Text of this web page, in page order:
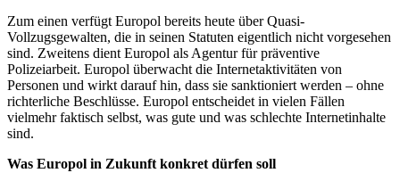
Zum einen verfügt Europol bereits heute über Quasi-
Vollzugsgewalten, die in seinen Statuten eigentlich nicht vorgesehen
sind. Zweitens dient Europol als Agentur für präventive
Polizeiarbeit. Europol überwacht die Internetaktivitäten von
Personen und wirkt darauf hin, dass sie sanktioniert werden – ohne
richterliche Beschlüsse. Europol entscheidet in vielen Fällen
vielmehr faktisch selbst, was gute und was schlechte Internetinhalte
sind.
Was Europol in Zukunft konkret dürfen soll